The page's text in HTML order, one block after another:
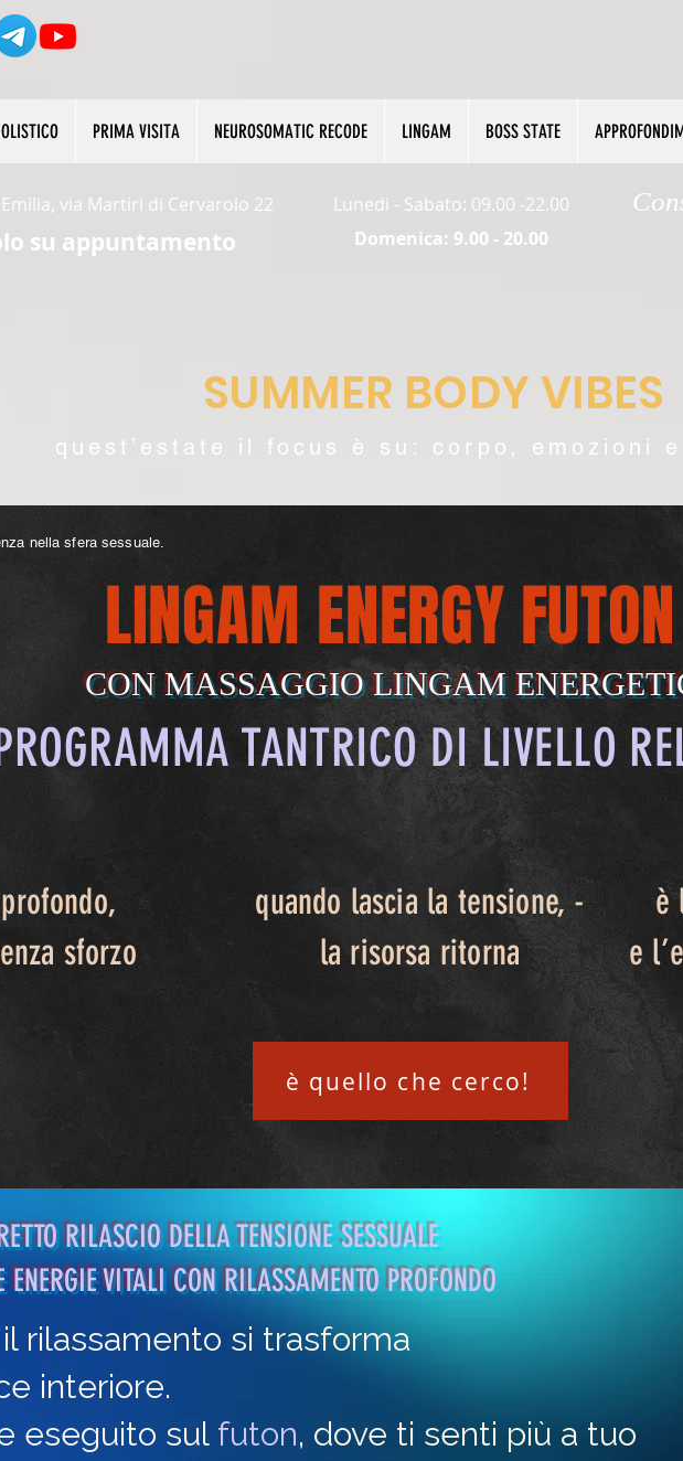
PRIMA VISITA NEUROSOMATIC RECODE LINGAM BOSS STATE
Emilia, via Martiri di Cervarolo 22
su appuntamento
Lunedi - Sabato: 09.00 -22.00
Domenica: 9.00 - 20.00​
SUMMER BODY VIBES
quest’estate il focus è su: corpo, emozioni
nella sfera sessuale.
LINGAM ENERGY FUTON
CON MASSAGGIO LINGAM
TANTRICO DI LIVELLO
sforzo
quando lascia la tensione, -
la risorsa ritorna
è
e
è quello che cerco!
RILASCIO DELLA TENSIONE SESSUALE
VITALI CON RILASSAMENTO PROFONDO
rilassamento si trasforma
interiore.
eseguito sul futon, dove ti senti più a tuo